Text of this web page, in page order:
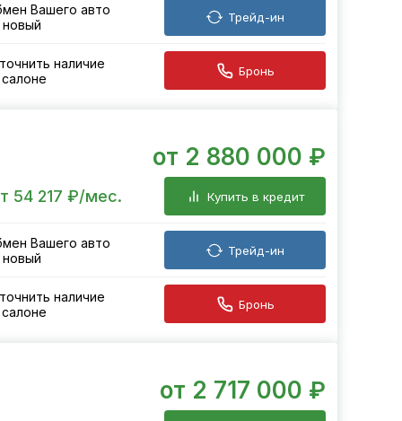
Вашего авто
новый
Трейд-ин
наличие
Бронь
от 2 880 000 ₽
54 217 ₽/мес. Купить в кредит
Вашего авто
новый
Трейд-ин
наличие
Бронь
от 2 717 000 ₽